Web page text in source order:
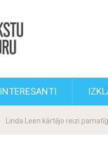
INTERESANTI
Linda Leen kārtējo reizi